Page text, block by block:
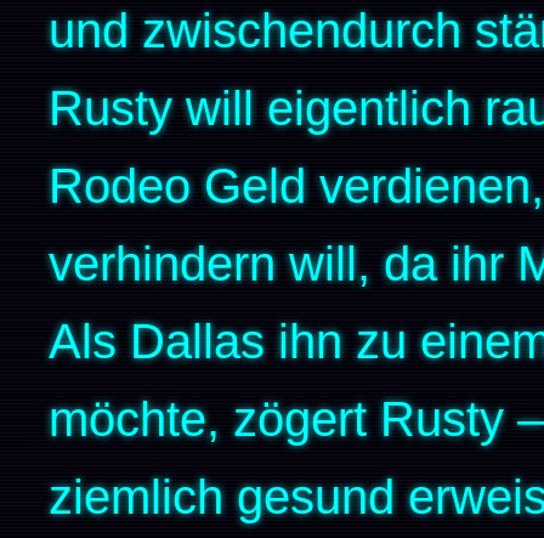
und zwischendurch
Rusty will eigentlich
Rodeo Geld
verhindern will, da ihr
Als Dallas ihn zu
möchte, zögert Rusty
ziemlich gesund